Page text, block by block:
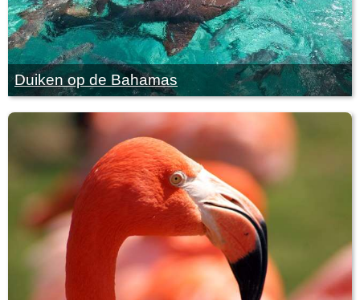
Duiken op de Bahamas